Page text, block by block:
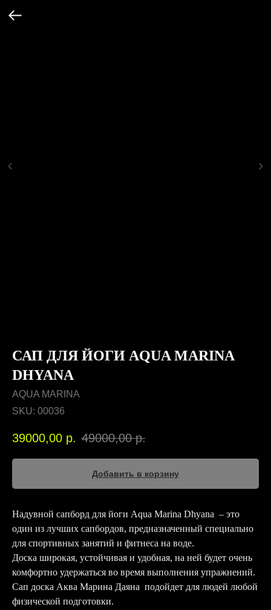
САП ДЛЯ ЙОГИ AQUA MARINA
DHYANA
AQUA MARINA
SKU: 00036
39000,00 р. 49000,00 р.
Добавить в корзину
Надувной сапборд для йоги Aqua Marina Dhyana – это
один из лучших сапбордов, предназначенный специально
для спортивных занятий и фитнеса на воде.
Доска широкая, устойчивая и удобная, на ней будет очень
комфортно удержаться во время выполнения упражнений.
Сап доска Аква Марина Даяна подойдет для людей любой
физической подготовки.